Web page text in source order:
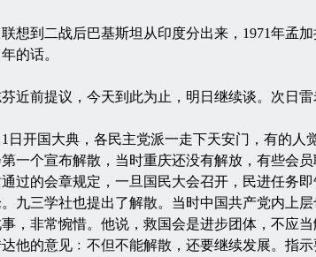
到二战后巴基斯坦从印度分出来，1971年孟
的话。
前提议，今天到此为止，明日继续谈。次日雷
开国大典，各民主党派一走下天安门，有的人
一个宣布解散，当时重庆还没有解放，有些会
过的会章规定，一旦国民大会召开，民进任务
九三学社也提出了解散。当时中国共产党内上
，非常惋惜。他说，救国会是进步团体，不应
他的意见﹕不但不能解散，还要继续发展。指